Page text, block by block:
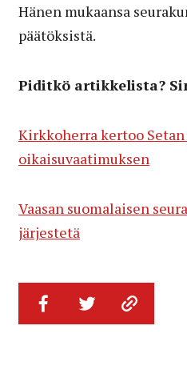
Hänen mukaansa
päätöksistä.
Piditkö artikkelista?
Kirkkoherra kertoo
oikaisuvaatimuksen
Vaasan suomalaisen
järjestetä